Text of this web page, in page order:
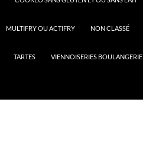
MULTIFRY OU ACTIFRY NON CLASSÉ
TARTES VIENNOISERIES BOULANGERIE